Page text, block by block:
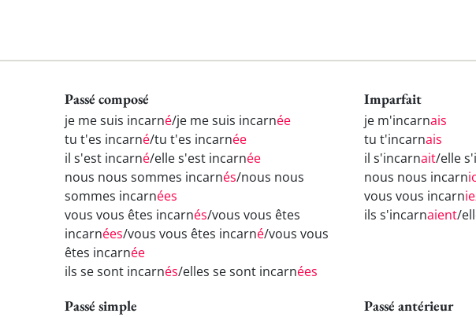
Passé composé
je me suis incarné/je me suis incarnée
tu t'es incarné/tu t'es incarnée
il s'est incarné/elle s'est incarnée
nous nous sommes incarnés/nous nous
sommes incarnées
vous vous êtes incarnés/vous vous êtes
incarnées/vous vous êtes incarné/vous vous
êtes incarnée
ils se sont incarnés/elles se sont incarnées
Imparfait
je m'incarnais
tu t'incarnais
il s'incarnait/elle
nous nous incarn
vous vous incarn
ils s'incarnaient/
Passé simple Passé antérieur